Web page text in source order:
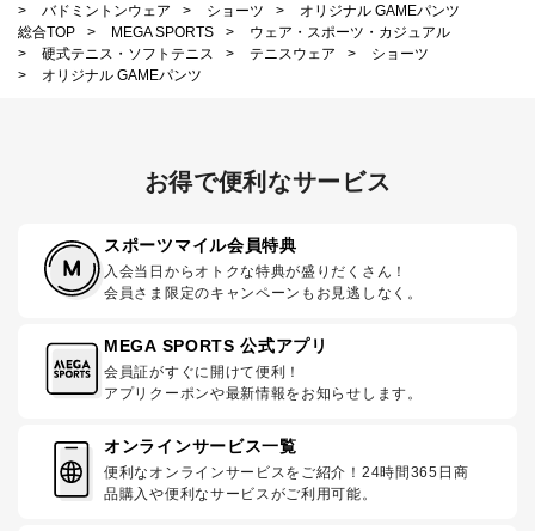
>
バドミントンウェア > ショーツ >
オリジナル GAMEパンツ
総合TOP
> MEGA SPORTS >
ウェア・スポーツ・カジュアル
>
硬式テニス・ソフトテニス > テニスウェア >
ショーツ
>
オリジナル GAMEパンツ
お得で便利なサービス
スポーツマイル会員特典
入会当日からオトクな特典が盛りだくさん！
会員さま限定のキャンペーンもお見逃しなく。
MEGA SPORTS 公式アプリ
会員証がすぐに開けて便利！
アプリクーポンや最新情報をお知らせします。
オンラインサービス一覧
便利なオンラインサービスをご紹介！24時間365日商
品購入や便利なサービスがご利用可能。